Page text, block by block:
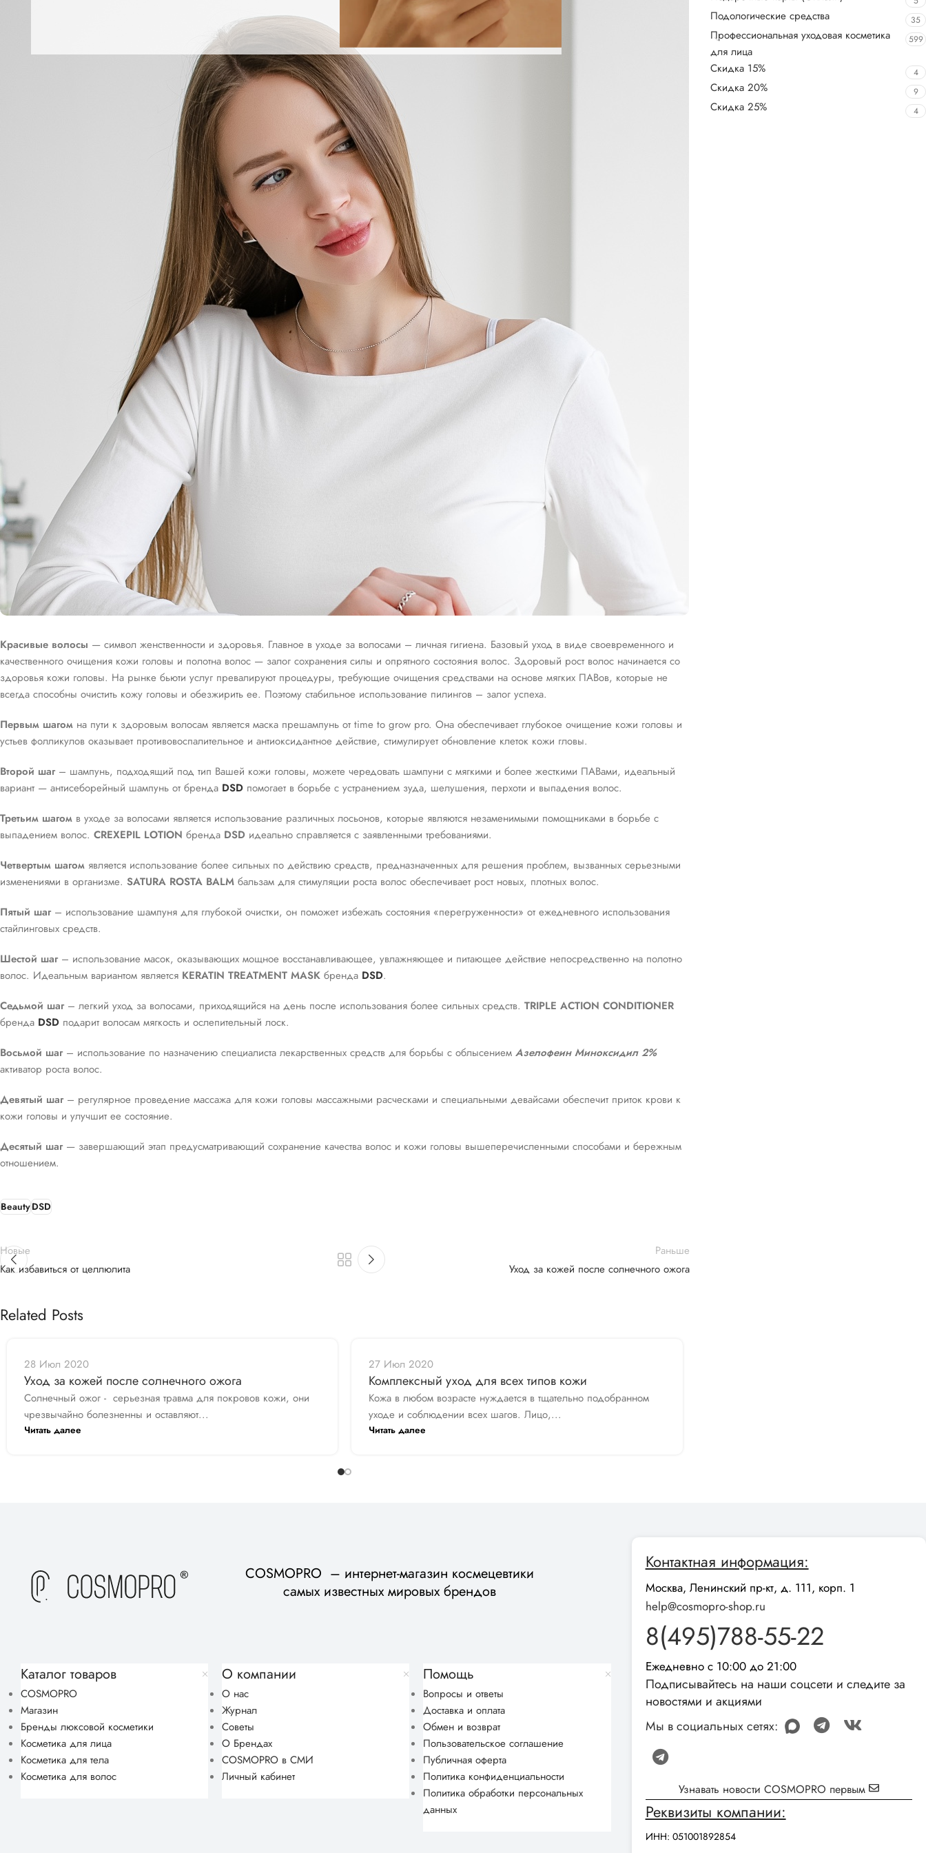
Красивые волосы — символ женственности и здоровья. Главное в уходе за волосами – личная гигиена. Базовый уход в виде своевременного и
качественного очищения кожи головы и полотна волос — залог сохранения силы и опрятного состояния волос. Здоровый рост волос начинается со
здоровья кожи головы. На рынке бьюти услуг превалируют процедуры, требующие очищения средствами на основе мягких ПАВов, которые не
всегда способны очистить кожу головы и обезжирить ее. Поэтому стабильное использование пилингов – залог успеха.
Первым шагом на пути к здоровым волосам является маска прешампунь от time to grow pro. Она обеспечивает глубокое очищение кожи головы и
устьев фолликулов оказывает противовоспалительное и антиоксидантное действие, стимулирует обновление клеток кожи гловы.
Второй шаг– шампунь, подходящий под тип Вашей кожи головы, можете чередовать шампуни с мягкими и более жесткими ПАВами, идеальный
вариант — антисеборейный шампунь от бренда DSD помогает в борьбе с устранением зуда, шелушения, перхоти и выпадения волос.
Третьим шагом в уходе за волосами является использование различных лосьонов, которые являются незаменимыми помощниками в борьбе с
выпадением волос. CREXEPIL LOTION бренда DSD идеально справляется с заявленными требованиями.
Четвертым шагом является использование более сильных по действию средств, предназначенных для решения проблем, вызванных серьезными
изменениями в организме. SATURA ROSTA BALM бальзам для стимуляции роста волос обеспечивает рост новых, плотных волос.
Пятый шаг– использование шампуня для глубокой очистки, он поможет избежать состояния «перегруженности» от ежедневного использования
стайлинговых средств.
Шестой шаг– использование масок, оказывающих мощное восстанавливающее, увлажняющее и питающее действие непосредственно на полотно
волос. Идеальным вариантом является KERATIN TREATMENT MASK бренда DSD.
Седьмой шаг– легкий уход за волосами, приходящийся на день после использования более сильных средств. TRIPLE ACTION CONDITIONER
бренда DSD подарит волосам мягкость и ослепительный лоск.
Восьмой шаг– использование по назначению специалиста лекарственных средств для борьбы с облысением Азелофеин Миноксидил 2%
активатор роста волос.
Девятый шаг– регулярное проведение массажа для кожи головы массажными расческами и специальными девайсами обеспечит приток крови к
кожи головы и улучшит ее состояние.
Десятый шаг— завершающий этап предусматривающий сохранение качества волос и кожи головы вышеперечисленными способами и бережным
отношением.
BeautyDSD
Новые
Как избавиться от целлюлита
Раньше
Уход за кожей после солнечного ожога
Related Posts
28 Июл 2020
Уход за кожей после солнечного ожога
Солнечный ожог - серьезная травма для покровов кожи, они
чрезвычайно болезненны и оставляют...
Читать далее
27 Июл 2020
Комплексный уход для всех типов кожи
Кожа в любом возрасте нуждается в тщательно подобранном
уходе и соблюдении всех шагов. Лицо,...
Читать далее
Подологические средства 35
Профессиональная уходовая косметика
для лица
599
Скидка 15% 4
Скидка 20% 9
Скидка 25% 4
COSMOPRO – интернет-магазин космецевтики
самых известных мировых брендов
Каталог товаров
COSMOPRO
Магазин
Бренды люксовой косметики
Косметика для лица
Косметика для тела
Косметика для волос
О компании
О нас
Журнал
Советы
О Брендах
COSMOPRO в СМИ
Личный кабинет
Помощь
Вопросы и ответы
Доставка и оплата
Обмен и возврат
Пользовательское соглашение
Публичная оферта
Политика конфиденциальности
Политика обработки персональных
данных
Контактная информация:
Москва, Ленинский пр-кт, д. 111, корп. 1
help@cosmopro-shop.ru
8(495)788-55-22
Ежедневно с 10:00 до 21:00
Подписывайтесь на наши соцсети и следите за
новостями и акциями
Мы в социальных сетях:
Узнавать новости COSMOPRO первым
Реквизиты компании:
ИНН: 051001892854